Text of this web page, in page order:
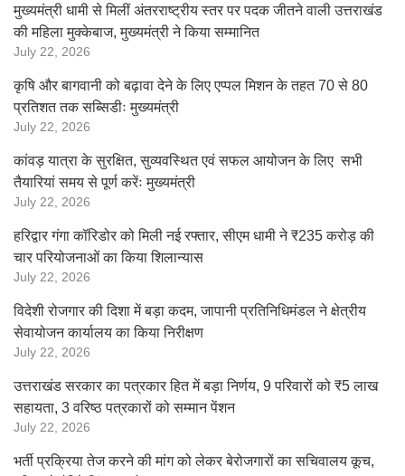
मुख्यमंत्री धामी से मिलीं अंतरराष्ट्रीय स्तर पर पदक जीतने वाली उत्तराखंड
की महिला मुक्केबाज, मुख्यमंत्री ने किया सम्मानित
July 22, 2026
कृषि और बागवानी को बढ़ावा देने के लिए एप्पल मिशन के तहत 70 से 80
प्रतिशत तक सब्सिडीः मुख्यमंत्री
July 22, 2026
कांवड़ यात्रा के सुरक्षित, सुव्यवस्थित एवं सफल आयोजन के लिए सभी
तैयारियां समय से पूर्ण करेंः मुख्यमंत्री
July 22, 2026
हरिद्वार गंगा कॉरिडोर को मिली नई रफ्तार, सीएम धामी ने ₹235 करोड़ की
चार परियोजनाओं का किया शिलान्यास
July 22, 2026
विदेशी रोजगार की दिशा में बड़ा कदम, जापानी प्रतिनिधिमंडल ने क्षेत्रीय
सेवायोजन कार्यालय का किया निरीक्षण
July 22, 2026
उत्तराखंड सरकार का पत्रकार हित में बड़ा निर्णय, 9 परिवारों को ₹5 लाख
सहायता, 3 वरिष्ठ पत्रकारों को सम्मान पेंशन
July 22, 2026
भर्ती प्रक्रिया तेज करने की मांग को लेकर बेरोजगारों का सचिवालय कूच,